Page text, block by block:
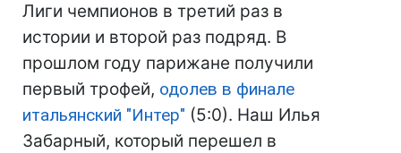
Лиги чемпионов в третий раз в
истории и второй раз подряд. В
прошлом году парижане получили
первый трофей, одолев в финале
итальянский "Интер" (5:0). Наш Илья
Забарный, который перешел в